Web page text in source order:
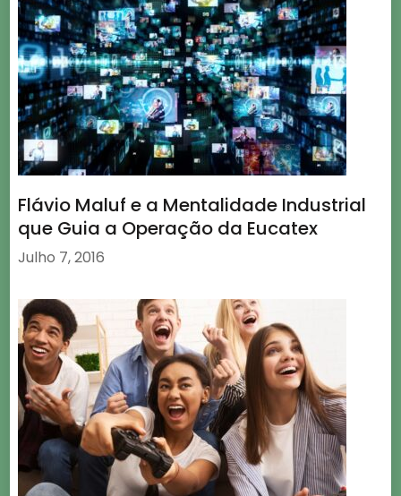
Flávio Maluf e a Mentalidade Industrial
que Guia a Operação da Eucatex
Julho 7, 2016